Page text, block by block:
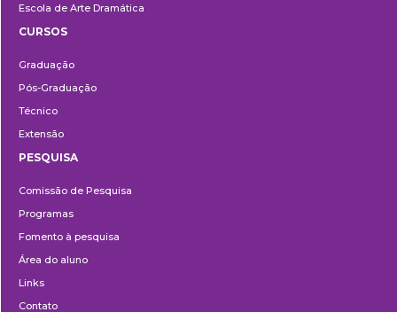
Escola de Arte Dramática
CURSOS
Graduação
Pós-Graduação
Técnico
Extensão
PESQUISA
Comissão de Pesquisa
Programas
Fomento à pesquisa
Área do aluno
Links
Contato